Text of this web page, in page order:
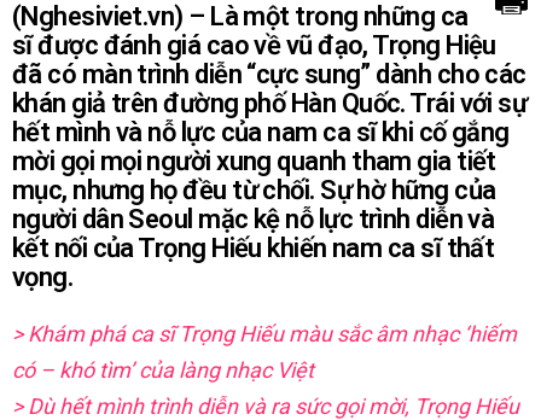
(Nghesiviet.vn) – Là một trong những ca
sĩ được đánh giá cao về vũ đạo, Trọng Hiệu
đã có màn trình diễn “cực sung” dành cho các
khán giả trên đường phố Hàn Quốc. Trái với sự
hết mình và nỗ lực của nam ca sĩ khi cố gắng
mời gọi mọi người xung quanh tham gia tiết
mục, nhưng họ đều từ chối. Sự hờ hững của
người dân Seoul mặc kệ nỗ lực trình diễn và
kết nối của Trọng Hiếu khiến nam ca sĩ thất
vọng.
> Khám phá ca sĩ Trọng Hiếu màu sắc âm nhạc ‘hiếm
có – khó tìm’ của làng nhạc Việt
> Dù hết mình trình diễn và ra sức gọi mời, Trọng Hiếu